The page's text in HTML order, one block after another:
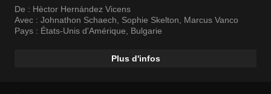
De : Hèctor Hernández Vicens
Avec : Johnathon Schaech Sophie Skelton
Marcus Vanco
Pays : États-Unis d'Amérique Bulgarie
Plus d'infos